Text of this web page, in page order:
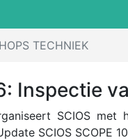
TECHNIEK
Inspectie
SCIOS met
SCIOS SCOPE